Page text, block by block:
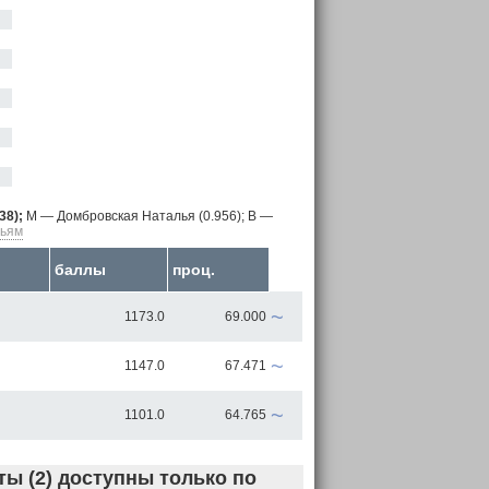
M — Домбровская Наталья (0.956); B —
баллы проц.
1173.0 69.000 ~
1147.0 67.471 ~
1101.0 64.765 ~
(2) доступны только по